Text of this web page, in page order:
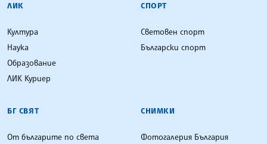
ЛИК
Култура
Наука
Образование
ЛИК Куриер
СПОРТ
Световен спорт
Български спорт
БГ СВЯТ
От българите по света
СНИМКИ
Фотогалерия България